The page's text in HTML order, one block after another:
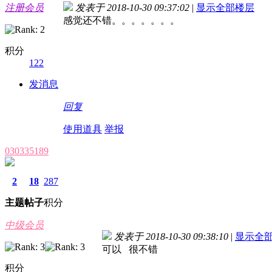
注册会员
积分
122
发消息
发表于 2018-10-30 09:37:02 | 显示全部楼层
感觉还不错。。。。。。。
回复
使用道具 举报
030335189
2
主题
18
帖子
287
积分
中级会员
积分
发表于 2018-10-30 09:38:10 | 显示全
可以 很不错